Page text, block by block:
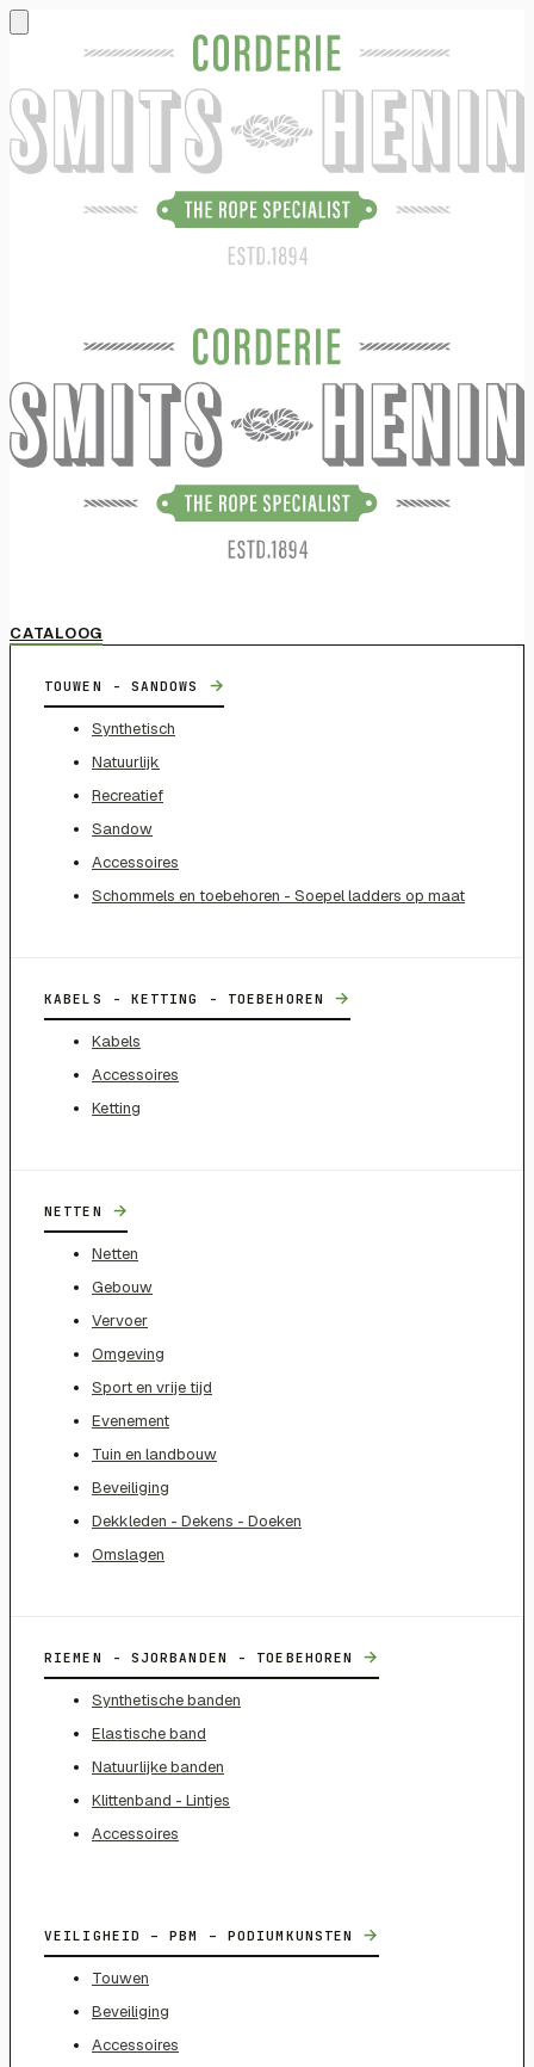
CATALOOG
TOUWEN - SANDOWS →
Synthetisch
Natuurlijk
Recreatief
Sandow
Accessoires
Schommels en toebehoren - Soepel ladders op maat
KABELS - KETTING - TOEBEHOREN →
Kabels
Accessoires
Ketting
NETTEN →
Netten
Gebouw
Vervoer
Omgeving
Sport en vrije tijd
Evenement
Tuin en landbouw
Beveiliging
Dekkleden - Dekens - Doeken
Omslagen
RIEMEN - SJORBANDEN - TOEBEHOREN →
Synthetische banden
Elastische band
Natuurlijke banden
Klittenband - Lintjes
Accessoires
VEILIGHEID – PBM – PODIUMKUNSTEN →
Touwen
Beveiliging
Accessoires